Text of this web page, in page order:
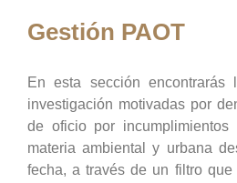
Gestión PAOT
En esta sección encontrarás
investigación motivadas por
de oficio por
materia ambiental y urbana
fecha, a través de un filtro